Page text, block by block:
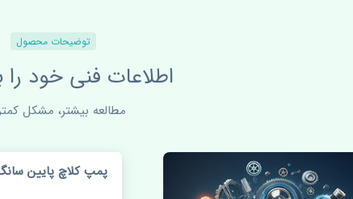
توضیحات محصول
اطلاعات فنی خود را
مطالعه بیشتر، مشکل
پمپ کلاچ پایین